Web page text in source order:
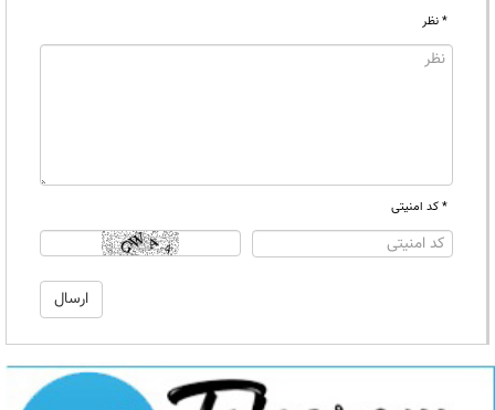
* نظر
* کد امنیتی